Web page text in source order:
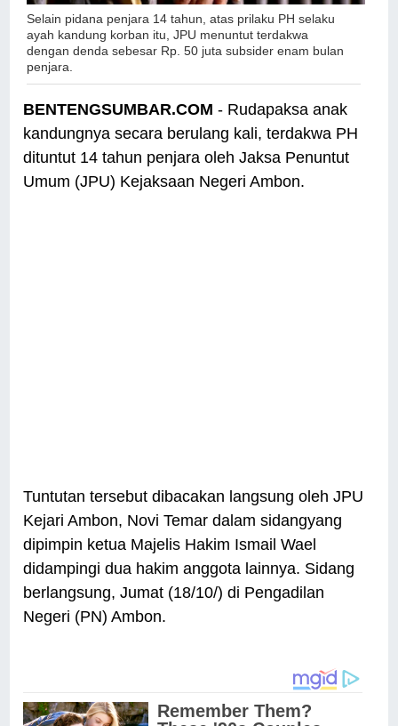
Selain pidana penjara 14 tahun, atas prilaku PH selaku
ayah kandung korban itu, JPU menuntut terdakwa
dengan denda sebesar Rp. 50 juta subsider enam bulan
penjara.
BENTENGSUMBAR.COM - Rudapaksa anak
kandungnya secara berulang kali, terdakwa PH
dituntut 14 tahun penjara oleh Jaksa Penuntut
Umum (JPU) Kejaksaan Negeri Ambon.
Tuntutan tersebut dibacakan langsung oleh JPU
Kejari Ambon, Novi Temar dalam sidangyang
dipimpin ketua Majelis Hakim Ismail Wael
didampingi dua hakim anggota lainnya. Sidang
berlangsung, Jumat (18/10/) di Pengadilan
Negeri (PN) Ambon.